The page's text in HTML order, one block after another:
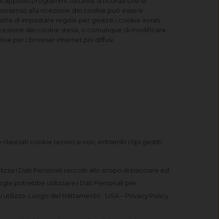
alla ricezione dei cookie può essere
di impostare regole per gestire i cookie inviati
dei cookie stessi, o comunque di modificare
per i browser internet più diffusi:
cookie tecnici e non, entrambi i tipi gestiti
i Dati Personali raccolti allo scopo di tracciare ed
potrebbe utilizzare i Dati Personali per
Luogo del trattamento : USA – Privacy Policy